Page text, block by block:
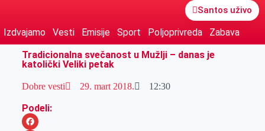
Santos uživo
Izdvajamo Vesti Emisije Sport Poljoprivreda
Zabava
Tradicionalna svečanost u Mužlji – danas je
katolički Veliki petak
Dobre vesti 29. mart 2018. 12:30
Podeli: